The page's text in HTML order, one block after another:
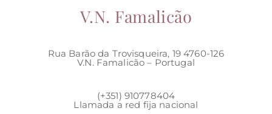
V.N. Famalicão
Rua Barão da Trovisqueira, 19 4760-126
V.N. Famalicão – Portugal
(+351) 910778404
Llamada a red fija nacional